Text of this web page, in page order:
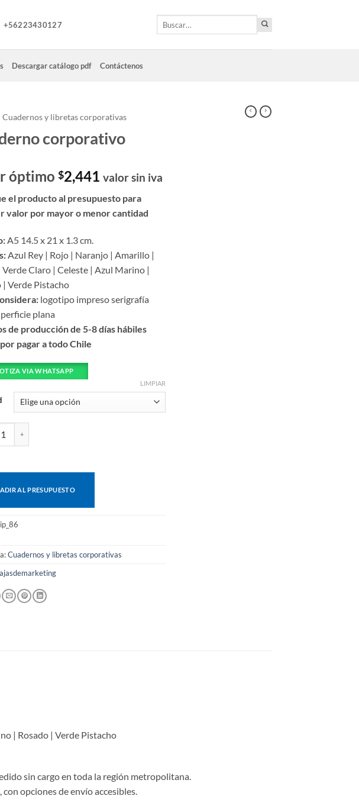
+56223430127
Descargar catálogo pdf Contáctenos
Cuadernos y libretas corporativas
corporativo
óptimo $2,441 valor sin iva
el producto al presupuesto para
valor por mayor o menor cantidad
A5 14.5 x 21 x 1.3 cm.
Azul Rey | Rojo | Naranjo | Amarillo |
Verde Claro | Celeste | Azul Marino |
| Verde Pistacho
logotipo impreso serigrafía
plana
de producción de 5-8 días hábiles
pagar a todo Chile
VIA WHATSAPP
LIMPIAR
AL PRESUPUESTO
Cuadernos y libretas corporativas
| Rosado | Verde Pistacho
sin cargo en toda la región metropolitana.
opciones de envío accesibles.